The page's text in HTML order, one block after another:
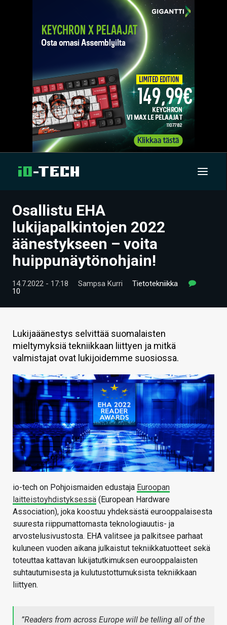
UUTISET
ARTIKKELIT
VIDEOT
TECHBBS
KAUPPA
HAKU
Osallistu EHA
lukijapalkintojen 2022
äänestykseen – voita
huippunäytönohjain!
14.7.2022 - 17:18 Sampsa Kurri
Tietotekniikka
10
Lukijaäänestys selvittää suomalaisten
mieltymyksiä tekniikkaan liittyen ja mitkä
valmistajat ovat lukijoidemme suosiossa.
io-tech on Pohjoismaiden edustaja Euroopan
laitteistoyhdistyksessä (European Hardware
Association), joka koostuu yhdeksästä eurooppalaisesta
suuresta riippumattomasta teknologiauutis- ja
arvostelusivustosta. EHA valitsee ja palkitsee parhaat
kuluneen vuoden aikana julkaistut tekniikkatuotteet sekä
toteuttaa kattavan lukijatutkimuksen eurooppalaisten
suhtautumisesta ja kulutustottumuksista tekniikkaan
liittyen.
”Readers from across Europe will be telling all of the